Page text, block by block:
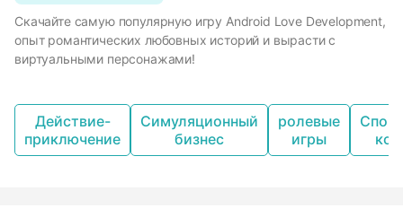
Скачайте самую популярную игру Android Love Development,
опыт романтических любовных историй и вырасти с
виртуальными персонажами!
Действие-
приключение
Симуляционный
бизнес
ролевые
игры